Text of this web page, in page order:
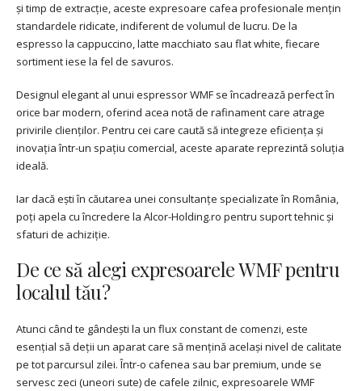
și timp de extracție, aceste expresoare cafea profesionale mențin
standardele ridicate, indiferent de volumul de lucru. De la
espresso la cappuccino, latte macchiato sau flat white, fiecare
sortiment iese la fel de savuros.
Designul elegant al unui espressor WMF se încadrează perfect în
orice bar modern, oferind acea notă de rafinament care atrage
privirile clienților. Pentru cei care caută să integreze eficiența și
inovația într-un spațiu comercial, aceste aparate reprezintă soluția
ideală.
Iar dacă ești în căutarea unei consultanțe specializate în România,
poți apela cu încredere la Alcor-Holding.ro pentru suport tehnic și
sfaturi de achiziție.
De ce să alegi expresoarele WMF pentru
localul tău?
Atunci când te gândești la un flux constant de comenzi, este
esențial să deții un aparat care să mențină același nivel de calitate
pe tot parcursul zilei. Într-o cafenea sau bar premium, unde se
servesc zeci (uneori sute) de cafele zilnic, expresoarele WMF